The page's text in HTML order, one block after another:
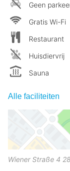
Geen
Gratis Wi-Fi
Restaurant
Huisdiervrij
Sauna
Alle faciliteiten
Wiener Straße 4